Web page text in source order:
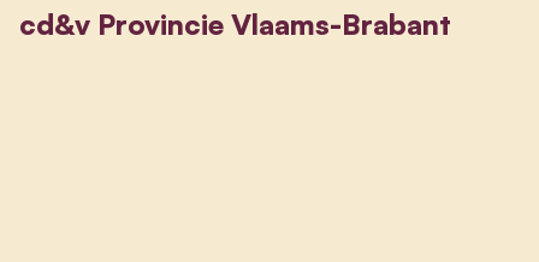
cd&v Provincie Vlaams-Brabant